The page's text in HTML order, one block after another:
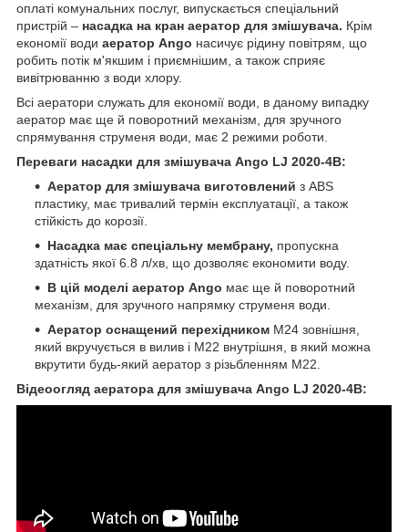
оплаті комунальних послуг, випускається спеціальний
пристрій – насадка на кран аератор для змішувача. Крім
економії води аератор Ango насичує рідину повітрям, що
робить потік м'якшим і приємнішим, а також сприяє
вивітрюванню з води хлору.
Всі аератори служать для економії води, в даному випадку
аератор має ще й поворотний механізм, для зручного
спрямування струменя води, має 2 режими роботи.
Переваги насадки для змішувача Ango LJ 2020-4В:
Аератор для змішувача виготовлений з ABS
пластику, має тривалий термін експлуатації, а також
стійкість до корозії.
Насадка має спеціальну мембрану, пропускна
здатність якої 6.8 л/хв, що дозволяє економити воду.
В цій моделі аератор Ango має ще й поворотний
механізм, для зручного напрямку струменя води.
Аератор оснащений перехідником М24 зовнішня,
який вкручується в вилив і М22 внутрішня, в який можна
вкрутити будь-який аератор з різьбленням М22.
Відеоогляд аератора для змішувача Ango LJ 2020-4В: